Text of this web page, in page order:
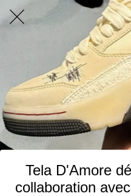
Tela D'Amore
collaboration